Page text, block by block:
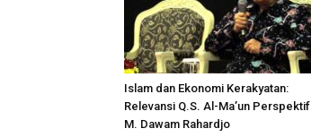
Islam dan Ekonomi Kerakyatan:
Relevansi Q.S. Al-Ma’un Perspektif
M. Dawam Rahardjo